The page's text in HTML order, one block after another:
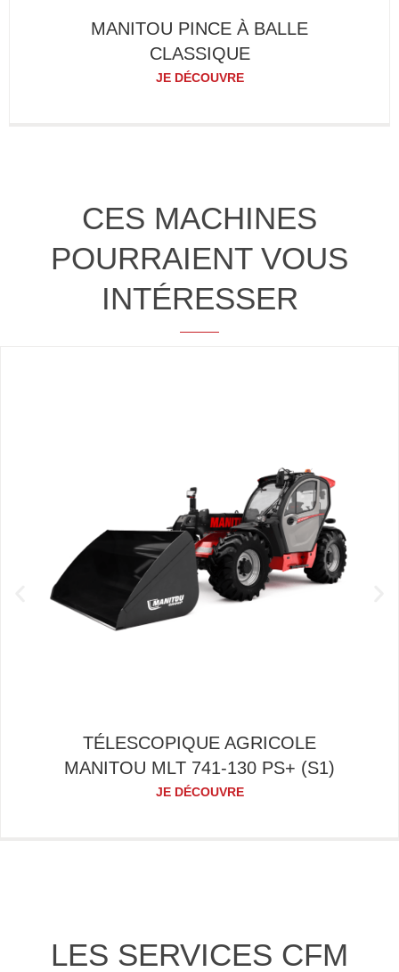
MANITOU PINCE À BALLE
CLASSIQUE
JE DÉCOUVRE
CES MACHINES
POURRAIENT VOUS
INTÉRESSER
TÉLESCOPIQUE AGRICOLE
MANITOU MLT 741-130 PS+ (S1)
JE DÉCOUVRE
LES SERVICES CFM